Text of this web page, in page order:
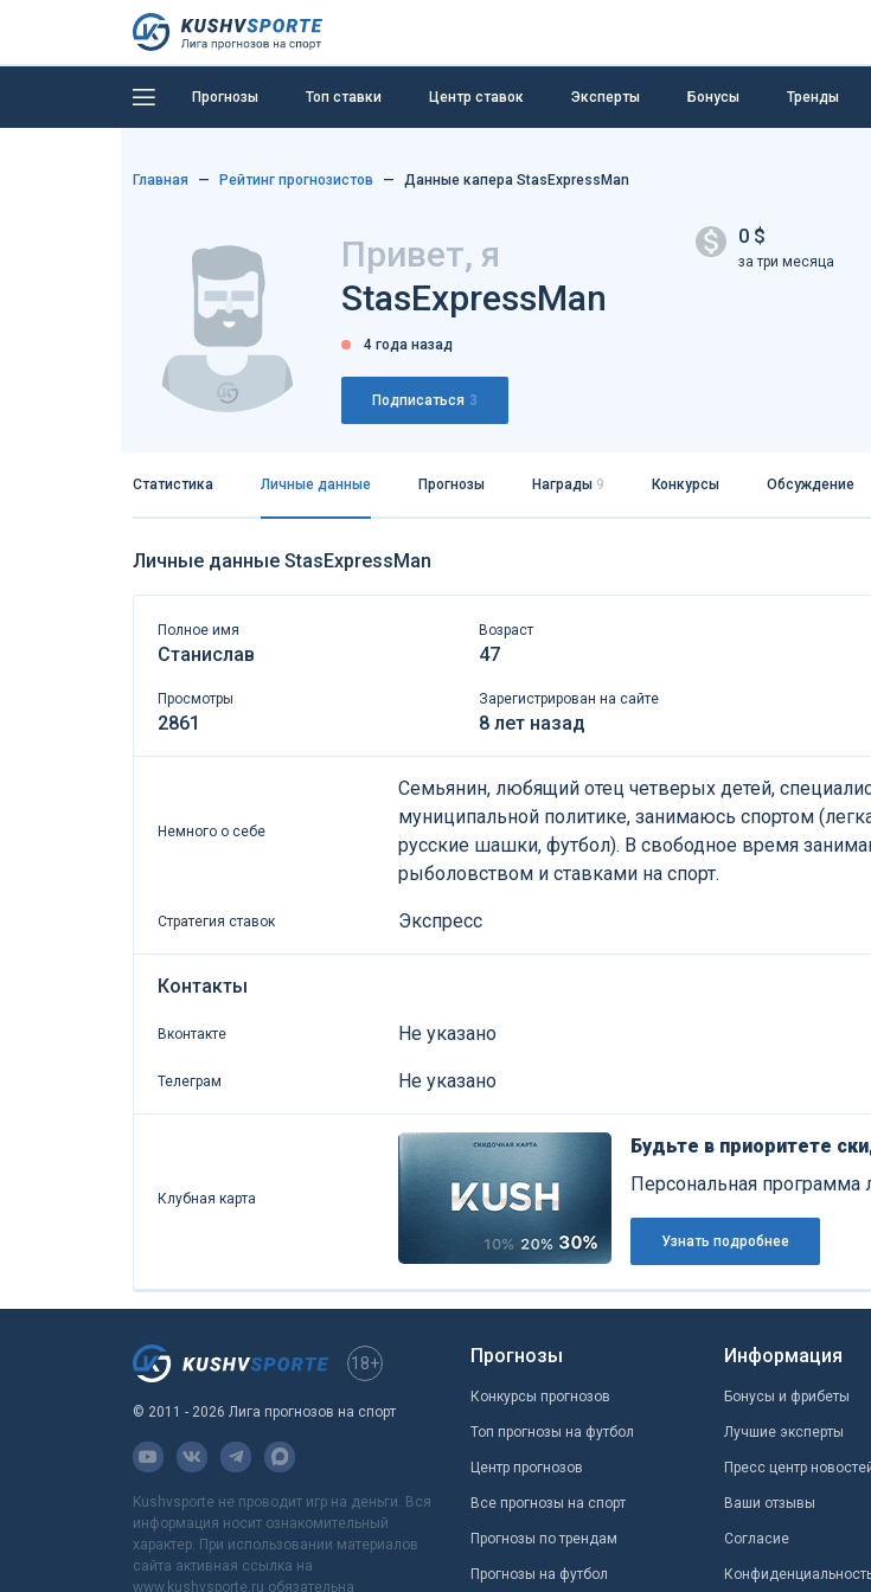
Прогнозы Топ ставки Центр ставок Эксперты Бонусы Тренды
Главная Рейтинг прогнозистов Данные капера StasExpressMan
Привет, я
StasExpressMan
4 года назад
Подписаться 3
0 $
за три месяца
Статистика Личные данные Прогнозы Награды 9 Конкурсы Обсуждение
Личные данные StasExpressMan
Полное имя
Станислав
Возраст
47
Просмотры
2861
Зарегистрирован на сайте
8 лет назад
Немного о себе
Семьянин, любящий отец четверых детей,
муниципальной политике, занимаюсь спортом
русские шашки, футбол). В свободное время
рыболовством и ставками на спорт.
Стратегия ставок Экспресс
Контакты
Вконтакте Не указано
Телеграм Не указано
Клубная карта
Будьте в приоритете
Персональная программа
Узнать подробнее
18+
© 2011 - 2026 Лига прогнозов на спорт
Kushvsporte не проводит игр на деньги. Вся
информация носит ознакомительный
характер. При использовании материалов
сайта активная ссылка на
www.kushvsporte.ru обязательна
Прогнозы
Конкурсы прогнозов
Топ прогнозы на футбол
Центр прогнозов
Все прогнозы на спорт
Прогнозы по трендам
Прогнозы на футбол
Информация
Бонусы и фрибеты
Лучшие эксперты
Пресс центр
Ваши отзывы
Согласие